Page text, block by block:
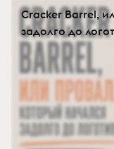
Cracker Barrel,
задолго до